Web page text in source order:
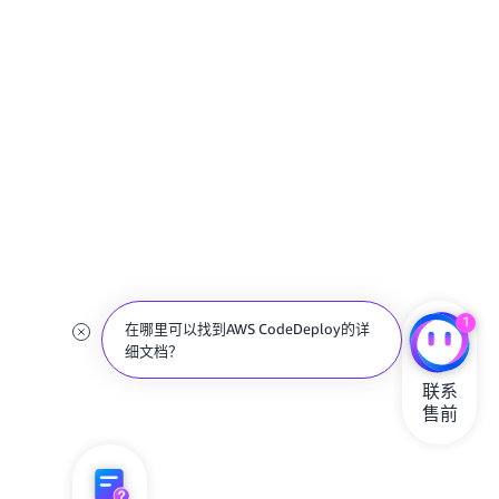
在哪里可以找到AWS CodeDeploy的详
细文档？
1
联系
售前